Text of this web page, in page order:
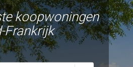
koopwoningen
Frankrijk